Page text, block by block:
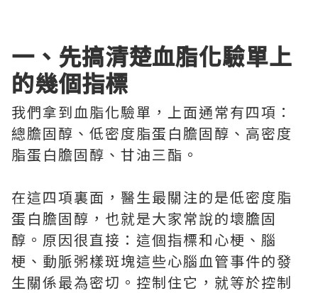
一、先搞清楚血脂化驗單上
的幾個指標
我們拿到血脂化驗單，上面通常有四項：
總膽固醇、低密度脂蛋白膽固醇、高密度
脂蛋白膽固醇、甘油三酯。
在這四項裏面，醫生最關注的是低密度脂
蛋白膽固醇，也就是大家常說的壞膽固
醇。原因很直接：這個指標和心梗、腦
梗、動脈粥樣斑塊這些心腦血管事件的發
生關係最為密切。控制住它，就等於控制